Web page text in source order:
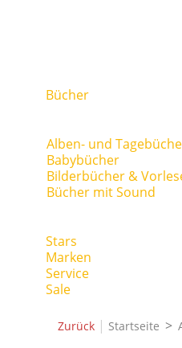
Bücher
Alben- und
Babybücher
Bilderbücher &
Bücher mit Sound
Stars
Marken
Service
Sale
Zurück | Startseite